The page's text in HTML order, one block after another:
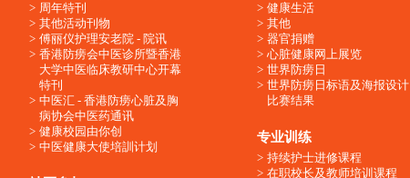
周年特刊
其他活动刊物
傅丽仪护理安老院 - 院讯
香港防痨会中医诊所暨香港
大学中医临床教研中心开幕
特刊
中医汇 - 香港防痨心脏及胸
病协会中医药通讯
健康校园由你创
中医健康大使培訓计划
健康生活
其他
器官捐赠
心脏健康网上展览
世界防痨日
世界防痨日标语及海报设计
比赛结果
专业训练
持续护士进修课程
在职校长及教师培训课程